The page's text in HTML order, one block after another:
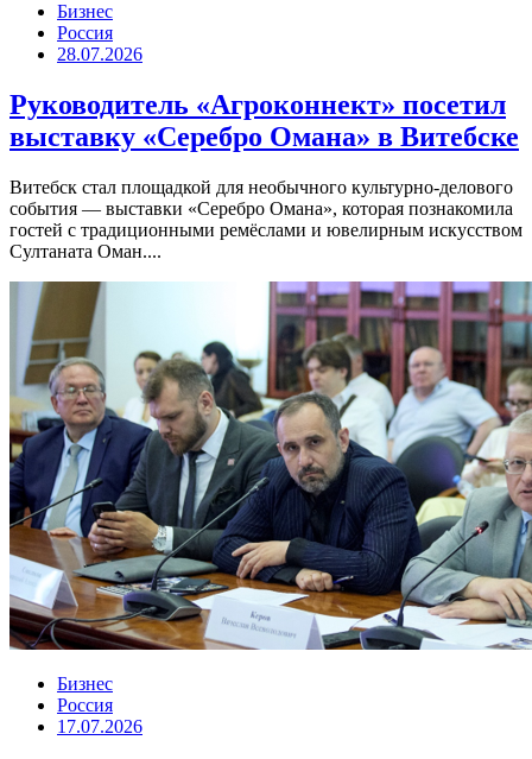
Бизнес
Россия
28.07.2026
Руководитель «Агроконнект» посетил
выставку «Серебро Омана» в Витебске
Витебск стал площадкой для необычного культурно-делового
события — выставки «Серебро Омана», которая познакомила
гостей с традиционными ремёслами и ювелирным искусством
Султаната Оман....
Бизнес
Россия
17.07.2026